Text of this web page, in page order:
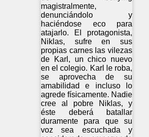
magistralmente,
denunciándolo y
haciéndose eco para
atajarlo. El protagonista,
Niklas, sufre en sus
propias carnes las vilezas
de Karl, un chico nuevo
en el colegio. Karl le roba,
se aprovecha de su
amabilidad e incluso lo
agrede físicamente. Nadie
cree al pobre Niklas, y
éste deberá batallar
duramente para que su
voz sea escuchada y